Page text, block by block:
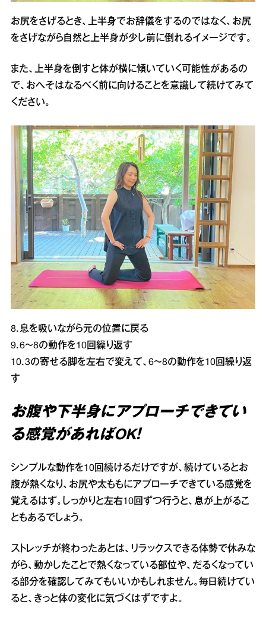
お尻をさげるとき、上半身でお辞儀をするのではなく、お尻
をさげながら自然と上半身が少し前に倒れるイメージです。
また、上半身を倒すと体が横に傾いていく可能性があるの
で、おへそはなるべく前に向けることを意識して続けてみて
ください。
8．息を吸いながら元の位置に戻る
9．6～8の動作を10回繰り返す
10．3の寄せる脚を左右で変えて、6～8の動作を10回繰り返
す
お腹や下半身にアプローチできてい
る感覚があればOK！
シンプルな動作を10回続けるだけですが、続けているとお
腹が熱くなり、お尻や太ももにアプローチできている感覚を
覚えるはず。しっかりと左右10回ずつ行うと、息が上がるこ
ともあるでしょう。
ストレッチが終わったあとは、リラックスできる体勢で休みな
がら、動かしたことで熱くなっている部位や、だるくなってい
る部分を確認してみてもいいかもしれません。毎日続けてい
ると、きっと体の変化に気づくはずですよ。